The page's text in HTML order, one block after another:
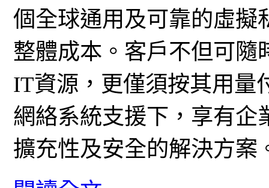
個全球通用及可靠的虛擬
整體成本。客戶不但可隨
IT資源，更僅須按其用量
網絡系統支援下，享有企
擴充性及安全的解決方案